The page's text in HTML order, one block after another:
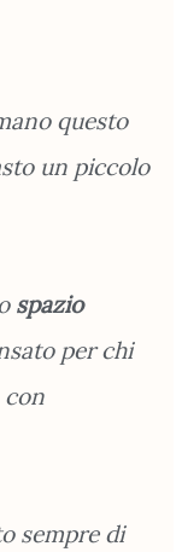
questo
un piccolo
spazio
per chi
con
sempre di